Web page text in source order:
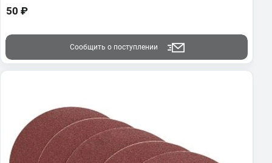
50 ₽
Сообщить о поступлении